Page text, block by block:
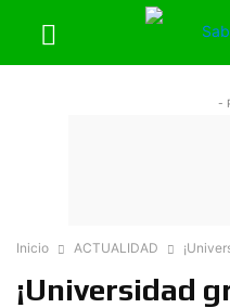
-
Inicio ACTUALIDAD
¡Universidad